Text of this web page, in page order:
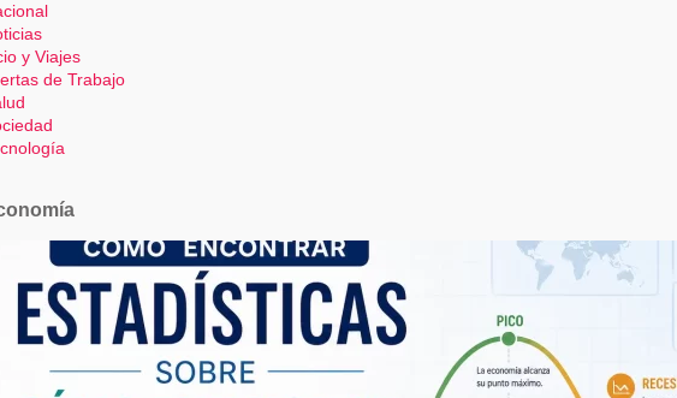
y Viajes
de Trabajo